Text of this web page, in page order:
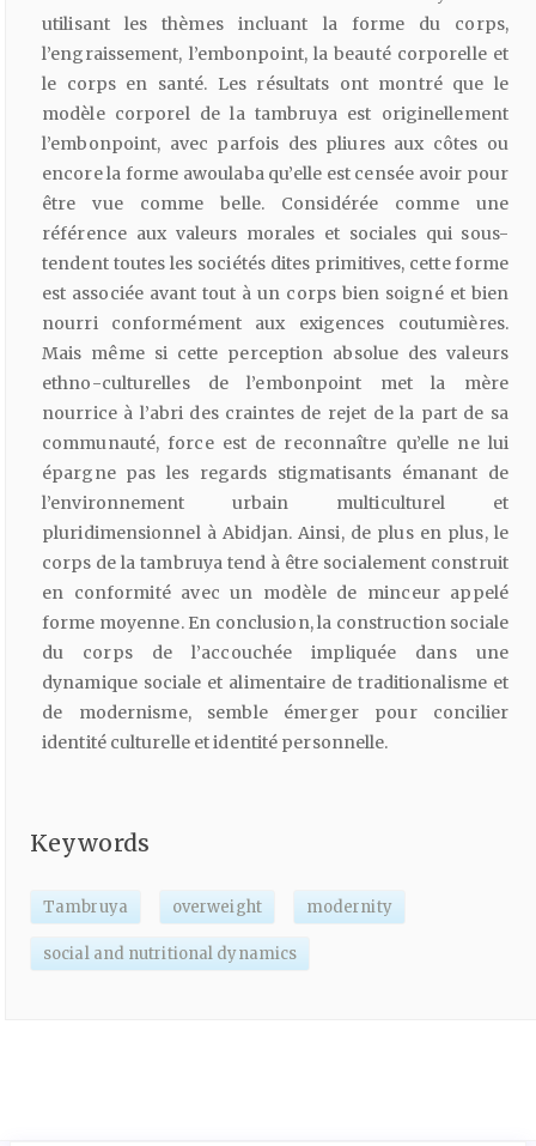
utilisant les thèmes incluant la forme du corps,
l’engraissement, l’embonpoint, la beauté corporelle et
le corps en santé. Les résultats ont montré que le
modèle corporel de la tambruya est originellement
l’embonpoint, avec parfois des pliures aux côtes ou
encore la forme awoulaba qu’elle est censée avoir pour
être vue comme belle. Considérée comme une
référence aux valeurs morales et sociales qui sous-
tendent toutes les sociétés dites primitives, cette forme
est associée avant tout à un corps bien soigné et bien
nourri conformément aux exigences coutumières.
Mais même si cette perception absolue des valeurs
ethno-culturelles de l’embonpoint met la mère
nourrice à l’abri des craintes de rejet de la part de sa
communauté, force est de reconnaître qu’elle ne lui
épargne pas les regards stigmatisants émanant de
l’environnement urbain multiculturel et
pluridimensionnel à Abidjan. Ainsi, de plus en plus, le
corps de la tambruya tend à être socialement construit
en conformité avec un modèle de minceur appelé
forme moyenne. En conclusion, la construction sociale
du corps de l’accouchée impliquée dans une
dynamique sociale et alimentaire de traditionalisme et
de modernisme, semble émerger pour concilier
identité culturelle et identité personnelle.
Keywords
Tambruya overweight modernity
social and nutritional dynamics